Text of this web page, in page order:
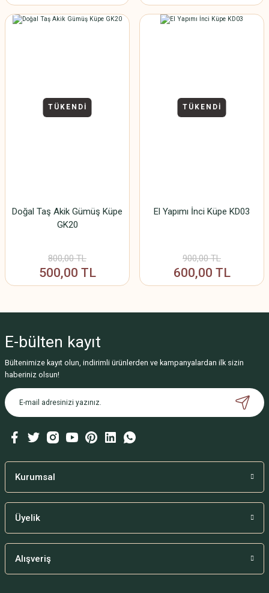
TÜKENDİ
Doğal Taş Akik Gümüş Küpe
GK20
800,00 TL
500,00 TL
TÜKENDİ
El Yapımı İnci Küpe KD03
900,00 TL
600,00 TL
E-bülten kayıt
Bültenimize kayıt olun, indirimli ürünlerden ve kampanyalardan ilk sizin
haberiniz olsun!
Kurumsal
Üyelik
Alışveriş